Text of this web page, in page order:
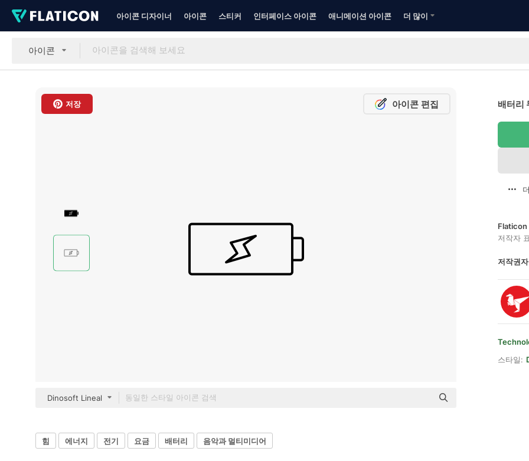
아이콘 디자이너 아이콘 스티커 인터페이스 아이콘 애니메이션 아이콘 더 많이
아이콘
저장 아이콘 편집
Dinosoft Lineal
배터리
Flaticon
저작자
저작권
스타일:
힘 에너지 전기 요금 배터리 음악과 멀티미디어